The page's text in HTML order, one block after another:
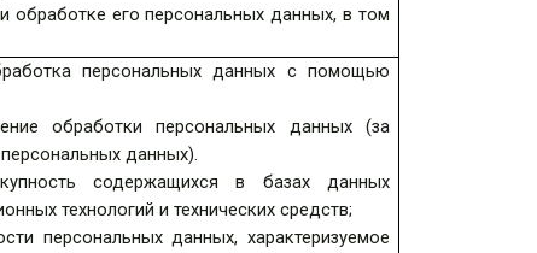
обработке его персональных данных, в том
персональных данных с помощью
обработки персональных данных (за
данных).
содержащихся в базах данных
технологий и технических средств;
персональных данных, характеризуемое